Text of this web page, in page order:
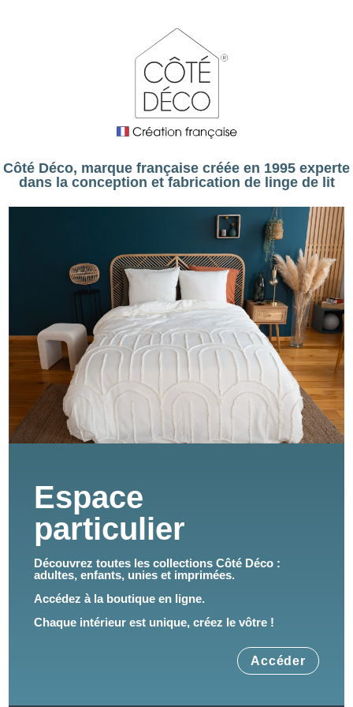
Côté Déco, marque française créée en 1995 experte
dans la conception et fabrication de linge de lit
Espace
particulier
Découvrez toutes les collections Côté Déco :
adultes, enfants, unies et imprimées.
Accédez à la boutique en ligne.
Chaque intérieur est unique, créez le vôtre !
Accéder